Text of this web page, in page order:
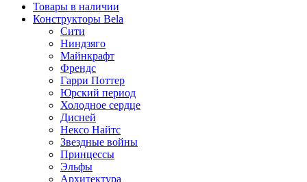
Товары в наличии
Конструкторы Bela
Сити
Ниндзяго
Майнкрафт
Френдс
Гарри Поттер
Юрский период
Холодное сердце
Дисней
Нексо Найтс
Звездные войны
Принцессы
Эльфы
Архитектура